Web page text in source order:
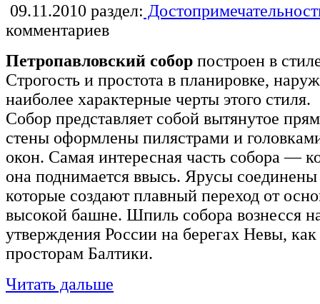
09.11.2010 раздел:
комментариев
Петропавловский собор построен в
Строгость и простота в планировке,
наиболее характерные черты этого стиля.
Собор представляет собой вытянутое
стены оформлены пилястрами и
окон. Самая интересная часть собора —
она поднимается ввысь. Ярусы
которые создают плавный переход от
высокой башне. Шпиль собора вознесся
утверждения России на берегах Невы,
просторам Балтики.
Читать дальше